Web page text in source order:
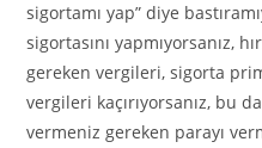
sigortamı yap” diye
sigortasını yapmıyorsanız,
gereken vergileri, sigorta
vergileri kaçırıyorsanız, bu
vermeniz gereken parayı